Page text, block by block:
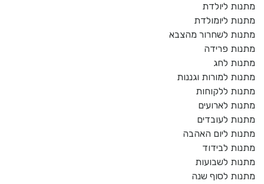
מתנות ליולדת
מתנות ליומולדת
מתנות לשחרור מהצבא
מתנות פרידה
מתנות לחג
מתנות למורות וגננות
מתנות ללקוחות
מתנות לארועים
מתנות לעובדים
מתנות ליום האהבה
מתנות לבידוד
מתנות לשבועות
מתנות לסוף שנה